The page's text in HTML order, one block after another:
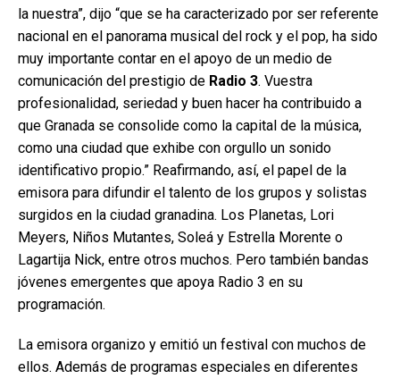
la nuestra”, dijo “que se ha caracterizado por ser referente
nacional en el panorama musical del rock y el pop, ha sido
muy importante contar en el apoyo de un medio de
comunicación del prestigio de Radio 3. Vuestra
profesionalidad, seriedad y buen hacer ha contribuido a
que Granada se consolide como la capital de la música,
como una ciudad que exhibe con orgullo un sonido
identificativo propio.” Reafirmando, así, el papel de la
emisora para difundir el talento de los grupos y solistas
surgidos en la ciudad granadina. Los Planetas, Lori
Meyers, Niños Mutantes, Soleá y Estrella Morente o
Lagartija Nick, entre otros muchos. Pero también bandas
jóvenes emergentes que apoya Radio 3 en su
programación.
La emisora organizo y emitió un festival con muchos de
ellos. Además de programas especiales en diferentes